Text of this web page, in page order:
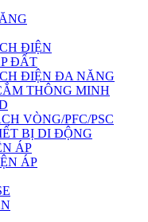
ĐIỆN
ĐẤT
ĐIỆN ĐA NĂNG
THÔNG MINH
VÒNG/PFC/PSC
BỊ DI ĐỘNG
ÁP
ÁP